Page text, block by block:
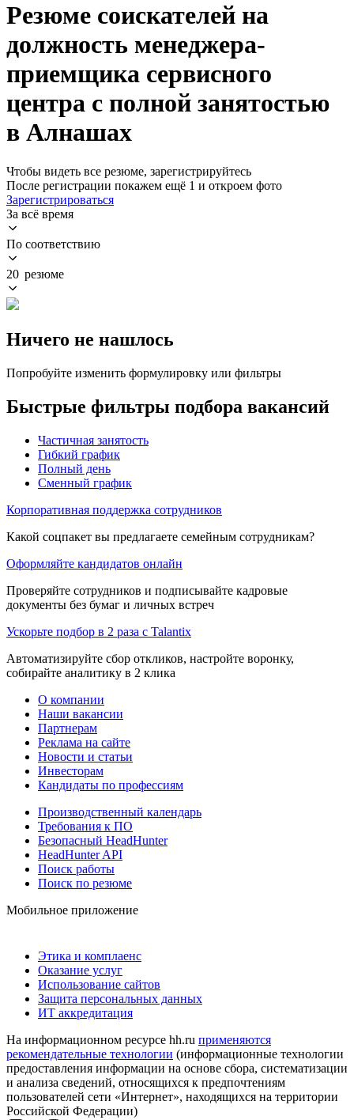
Резюме соискателей на
должность менеджера-
приемщика сервисного
центра с полной занятостью
в Алнашах
Чтобы видеть все резюме, зарегистрируйтесь
После регистрации покажем ещё 1 и откроем фото
Зарегистрироваться
За всё время
По соответствию
20 резюме
Ничего не нашлось
Попробуйте изменить формулировку или фильтры
Быстрые фильтры подбора вакансий
Частичная занятость
Гибкий график
Полный день
Сменный график
Корпоративная поддержка сотрудников
Какой соцпакет вы предлагаете семейным сотрудникам?
Оформляйте кандидатов онлайн
Проверяйте сотрудников и подписывайте кадровые
документы без бумаг и личных встреч
Ускорьте подбор в 2 раза с Talantix
Автоматизируйте сбор откликов, настройте воронку,
собирайте аналитику в 2 клика
О компании
Наши вакансии
Партнерам
Реклама на сайте
Новости и статьи
Инвесторам
Кандидаты по профессиям
Производственный календарь
Требования к ПО
Безопасный HeadHunter
HeadHunter API
Поиск работы
Поиск по резюме
Мобильное приложение
Этика и комплаенс
Оказание услуг
Использование сайтов
Защита персональных данных
ИТ аккредитация
На информационном ресурсе hh.ru применяются
рекомендательные технологии (информационные технологии
предоставления информации на основе сбора, систематизации
и анализа сведений, относящихся к предпочтениям
пользователей сети «Интернет», находящихся на территории
Российской Федерации)